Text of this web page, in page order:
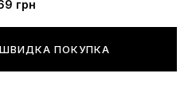
грн
ШВИДКА ПОКУПКА